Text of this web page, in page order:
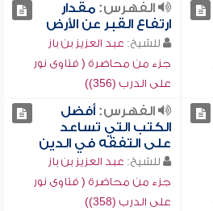
الفهرس:مقدار
ارتفاع القبر عن الأرض
للشيخ: عبد العزيز بن باز
جزء من محاضرة ( فتاوى نور
على الدرب (356))
الفهرس:أفضل
الكتب التي تساعد
على التفقه في الدين
للشيخ: عبد العزيز بن باز
جزء من محاضرة ( فتاوى نور
على الدرب (358))